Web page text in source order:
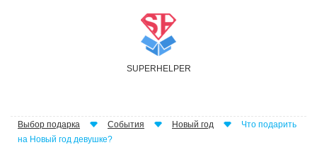
SUPER H ELPER
Выбор подарка События Новый год
Что подарить
на Новый год девушке?